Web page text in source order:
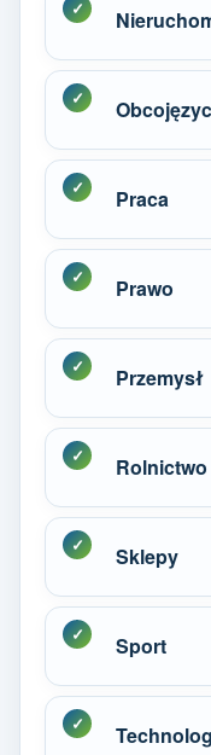
Praca
Prawo
Przemysł
Rolnictwo
Sklepy
Sport